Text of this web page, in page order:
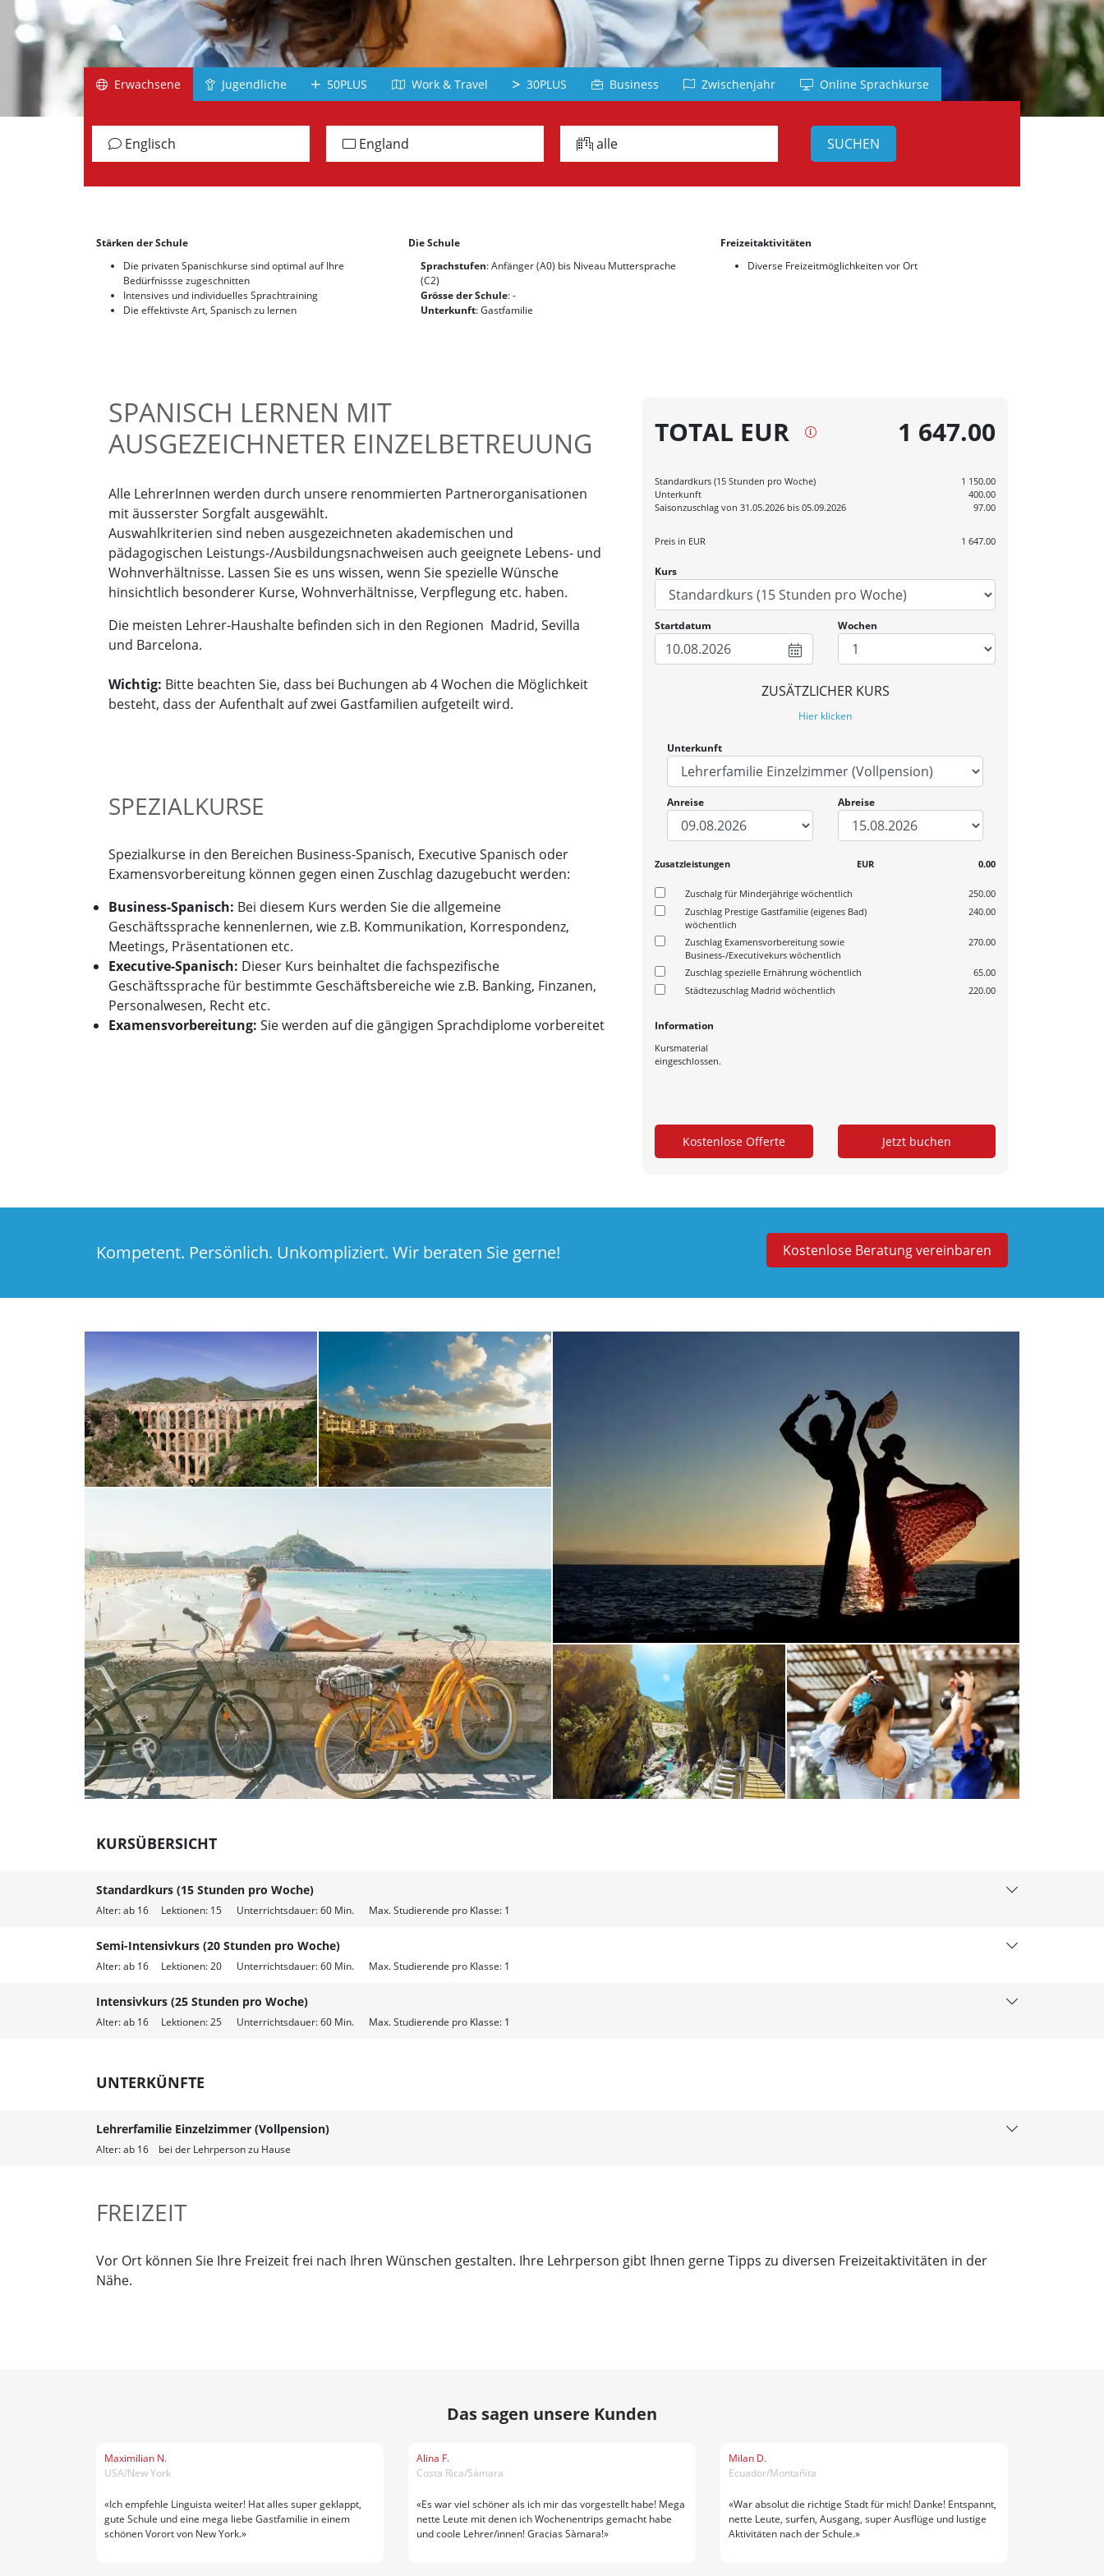
Erwachsene Jugendliche 50PLUS Work & Travel 30PLUS Business Zwischenjahr Online Sprachkurse
Englisch England alle
Stärken der Schule
Die privaten Spanischkurse sind optimal auf Ihre
Bedürfnissse zugeschnitten
Intensives und individuelles Sprachtraining
Die effektivste Art, Spanisch zu lernen
Die Schule
Sprachstufen: Anfänger (A0) bis Niveau Muttersprache
(C2)
Grösse der Schule: -
Unterkunft: Gastfamilie
Freizeitaktivitäten
Diverse Freizeitmöglichkeiten vor Ort
SPANISCH LERNEN MIT
AUSGEZEICHNETER EINZELBETREUUNG
Alle LehrerInnen werden durch unsere renommierten Partnerorganisationen
mit äusserster Sorgfalt ausgewählt.
Auswahlkriterien sind neben ausgezeichneten akademischen und
pädagogischen Leistungs-/Ausbildungsnachweisen auch geeignete Lebens- und
Wohnverhältnisse. Lassen Sie es uns wissen, wenn Sie spezielle Wünsche
hinsichtlich besonderer Kurse, Wohnverhältnisse, Verpflegung etc. haben.
Die meisten Lehrer-Haushalte befinden sich in den Regionen Madrid, Sevilla
und Barcelona.
Wichtig: Bitte beachten Sie, dass bei Buchungen ab 4 Wochen die Möglichkeit
besteht, dass der Aufenthalt auf zwei Gastfamilien aufgeteilt wird.
SPEZIALKURSE
Spezialkurse in den Bereichen Business-Spanisch, Executive Spanisch oder
Examensvorbereitung können gegen einen Zuschlag dazugebucht werden:
Business-Spanisch: Bei diesem Kurs werden Sie die allgemeine
Geschäftssprache kennenlernen, wie z.B. Kommunikation, Korrespondenz,
Meetings, Präsentationen etc.
Executive-Spanisch: Dieser Kurs beinhaltet die fachspezifische
Geschäftssprache für bestimmte Geschäftsbereiche wie z.B. Banking, Finzanen,
Personalwesen, Recht etc.
Examensvorbereitung: Sie werden auf die gängigen Sprachdiplome vorbereitet
TOTAL EUR 1 647.00
Standardkurs (15 Stunden pro Woche)
1 150.00
Unterkunft
400.00
Saisonzuschlag von 31.05.2026 bis 05.09.2026
97.00
Preis in EUR 1 647.00
Kurs
Startdatum
10.08.2026
Wochen
ZUSÄTZLICHER KURS
Hier klicken
Unterkunft
Anreise Abreise
Zusatzleistungen EUR 0.00
Zuschalg für Minderjährige wöchentlich
250.00
Zuschlag Prestige Gastfamilie (eigenes Bad)
wöchentlich
240.00
Zuschlag Examensvorbereitung sowie
Business-/Executivekurs wöchentlich
270.00
Zuschlag spezielle Ernährung wöchentlich
65.00
Städtezuschlag Madrid wöchentlich
220.00
Information
Kursmaterial
eingeschlossen.
Kompetent. Persönlich. Unkompliziert. Wir beraten Sie gerne! Kostenlose Beratung vereinbaren
KURSÜBERSICHT
Standardkurs (15 Stunden pro Woche)
Alter: ab 16 Lektionen: 15 Unterrichtsdauer: 60 Min. Max. Studierende pro Klasse: 1
Semi-Intensivkurs (20 Stunden pro Woche)
Alter: ab 16 Lektionen: 20 Unterrichtsdauer: 60 Min. Max. Studierende pro Klasse: 1
Intensivkurs (25 Stunden pro Woche)
Alter: ab 16 Lektionen: 25 Unterrichtsdauer: 60 Min. Max. Studierende pro Klasse: 1
UNTERKÜNFTE
Lehrerfamilie Einzelzimmer (Vollpension)
Alter: ab 16 bei der Lehrperson zu Hause
FREIZEIT
Vor Ort können Sie Ihre Freizeit frei nach Ihren Wünschen gestalten. Ihre Lehrperson gibt Ihnen gerne Tipps zu diversen Freizeitaktivitäten in der
Nähe.
Das sagen unsere Kunden
Maximilian N.
USA/New York
«Ich empfehle Linguista weiter! Hat alles super geklappt,
gute Schule und eine mega liebe Gastfamilie in einem
schönen Vorort von New York.»
Alina F.
Costa Rica/Sámara
«Es war viel schöner als ich mir das vorgestellt habe! Mega
nette Leute mit denen ich Wochenentrips gemacht habe
und coole Lehrer/innen! Gracias Sàmara!»
Milan D.
Ecuador/Montañita
«War absolut die richtige Stadt für mich! Danke! Entspannt,
nette Leute, surfen, Ausgang, super Ausflüge und lustige
Aktivitäten nach der Schule.»
Südafrika
Irland
Schottland
Jamaika
Belgien
Arabisch
Jordanien
Türkisch
Griechisch
Dominikanische
Republik
Chile
Peru
alle Länder
Chinesisch
China
Korea
Deutschland
Japanisch
Japan
Vietnamesisch